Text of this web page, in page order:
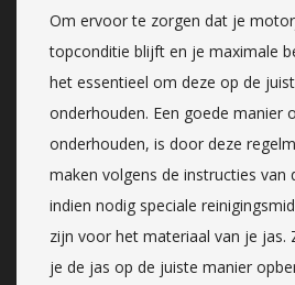
Om ervoor te zorgen dat je
topconditie blijft en je maximale
het essentieel om deze op de
onderhouden. Een goede manier
onderhouden, is door deze
maken volgens de instructies van
indien nodig speciale
zijn voor het materiaal van je
je de jas op de juiste manier